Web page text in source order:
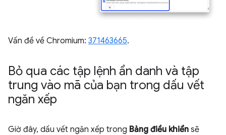
Vấn đề về Chromium: 371463665.
Bỏ qua các tập lệnh ẩn danh và tập
trung vào mã của bạn trong dấu vết
ngăn xếp
Giờ đây, dấu vết ngăn xếp trong Bảng điều khiển sẽ